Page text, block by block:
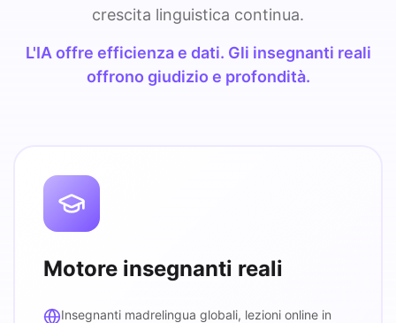
crescita linguistica continua.
L'IA offre efficienza e dati. Gli insegnanti reali
offrono giudizio e profondità.
Motore insegnanti reali
Insegnanti madrelingua globali, lezioni online in